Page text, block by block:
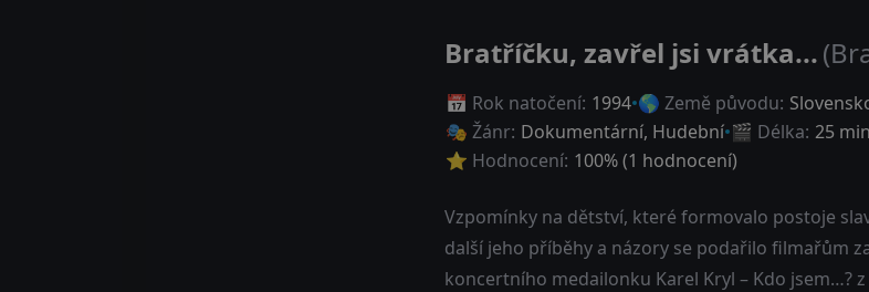
Bratříčku, zavřel jsi vrátka...
📅 Rok natočení: 1994 🌎 Země původu:
🎭 Žánr: Dokumentární, Hudební 🎬 Délka: 25
⭐ Hodnocení: 100% (1 hodnocení)
Vzpomínky na dětství, které formovalo postoje
další jeho příběhy a názory se podařilo filmařům
koncertního medailonku Karel Kryl – Kdo jsem…?